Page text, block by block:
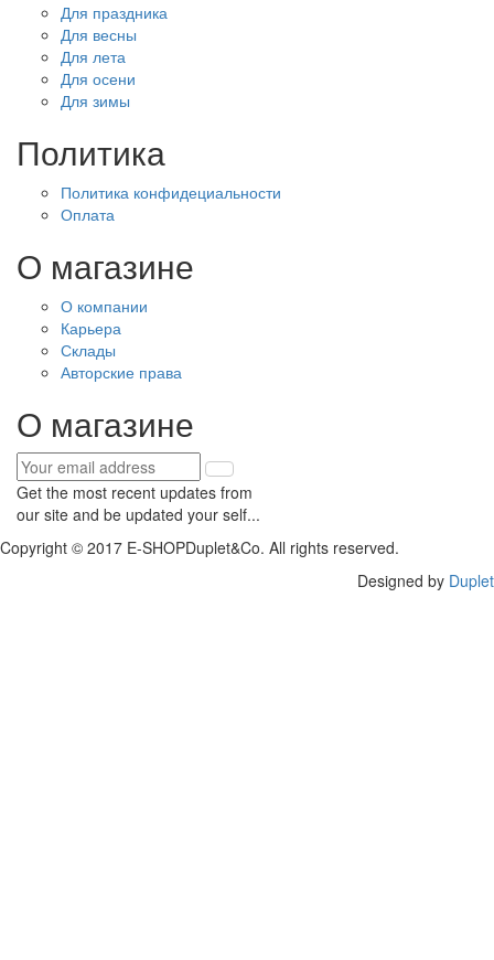
Для праздника
Для весны
Для лета
Для осени
Для зимы
Политика
Политика конфидециальности
Оплата
О магазине
О компании
Карьера
Склады
Авторские права
О магазине
Get the most recent updates from
our site and be updated your self...
Copyright © 2017 E-SHOPDuplet&Co. All rights reserved.
Designed by Duplet